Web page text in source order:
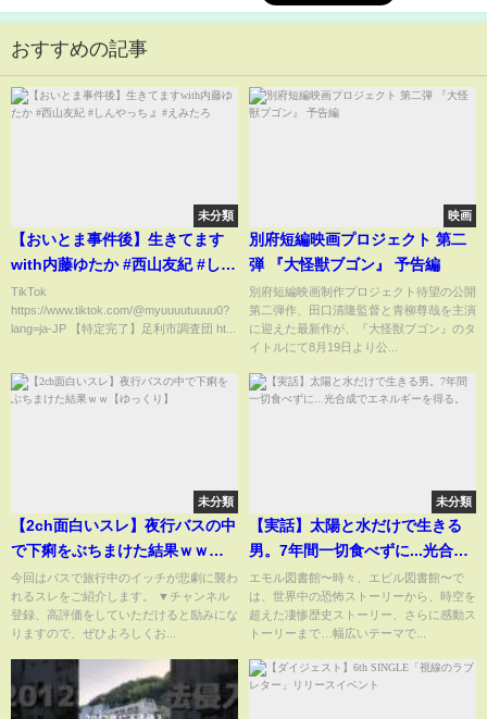
おすすめの記事
未分類
【おいとま事件後】生きてます
with内藤ゆたか #西山友紀 #しん
やっちょ #えみたろ
TikTok
https://www.tiktok.com/@myuuuutuuuu0?
lang=ja-JP 【特定完了】足利市調査団 ht...
映画
別府短編映画プロジェクト 第二
弾 『大怪獣ブゴン』 予告編
別府短編映画制作プロジェクト待望の公開
第二弾作、田口清隆監督と青柳尊哉を主演
に迎えた最新作が、『大怪獣ブゴン』のタ
イトルにて8月19日より公...
未分類
【2ch面白いスレ】夜行バスの中
で下痢をぶちまけた結果ｗｗ
【ゆっくり】
今回はバスで旅行中のイッチが悲劇に襲わ
れるスレをご紹介します。 ▼チャンネル
登録、高評価をしていただけると励みにな
りますので、ぜひよろしくお...
未分類
【実話】太陽と水だけで生きる
男。7年間一切食べずに...光合成
でエネルギーを得る。
エモル図書館〜時々、エビル図書館〜で
は、世界中の恐怖ストーリーから、時空を
超えた凄惨歴史ストーリー、さらに感動ス
トーリーまで…幅広いテーマで...